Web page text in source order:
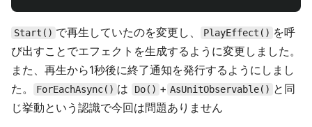
Start() で再生していたのを変更し、 PlayEffect() を呼
び出すことでエフェクトを生成するように変更しました。
また、再生から1秒後に終了通知を発行するようにしまし
た。
ForEachAsync() は Do() + AsUnitObservable() と同
じ挙動という認識で今回は問題ありません